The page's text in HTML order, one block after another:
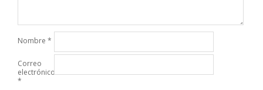
Nombre *
Correo
electrónico
*